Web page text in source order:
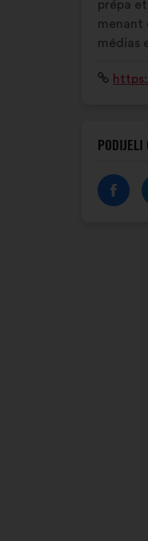
prépa
menant
médias
Mrežno
PODIJELI